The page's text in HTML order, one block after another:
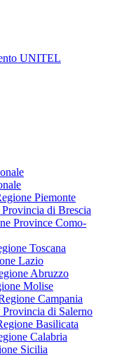
UNITEL
Piemonte
Provincia di Brescia
Province Como-
Toscana
Lazio
Abruzzo
Molise
Campania
Provincia di Salerno
Basilicata
Calabria
Sicilia